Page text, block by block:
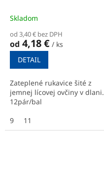
Skladom
od 3,40 € bez DPH
od 4,18 € / ks
DETAIL
Zateplené rukavice šité z
jemnej lícovej ovčiny v dlani.
12pár/bal
9
11